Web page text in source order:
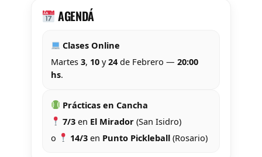
AGENDÁ
Clases Online
Martes 3, 10y24de Febrero — 20:00
hs.
Prácticas en Cancha
7/3 en El Mirador (San Isidro)
o
14/3 en Punto Pickleball (Rosario)